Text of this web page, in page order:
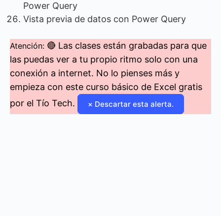
Power Query
Vista previa de datos con Power Query
Atención: 🔴 Las clases están grabadas para que
las puedas ver a tu propio ritmo solo con una
conexión a internet. No lo pienses más y
empieza con este curso básico de Excel gratis
por el Tío Tech.
× Descartar esta alerta.